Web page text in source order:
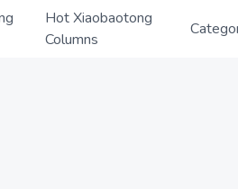
Hot Xiaobaotong
Columns